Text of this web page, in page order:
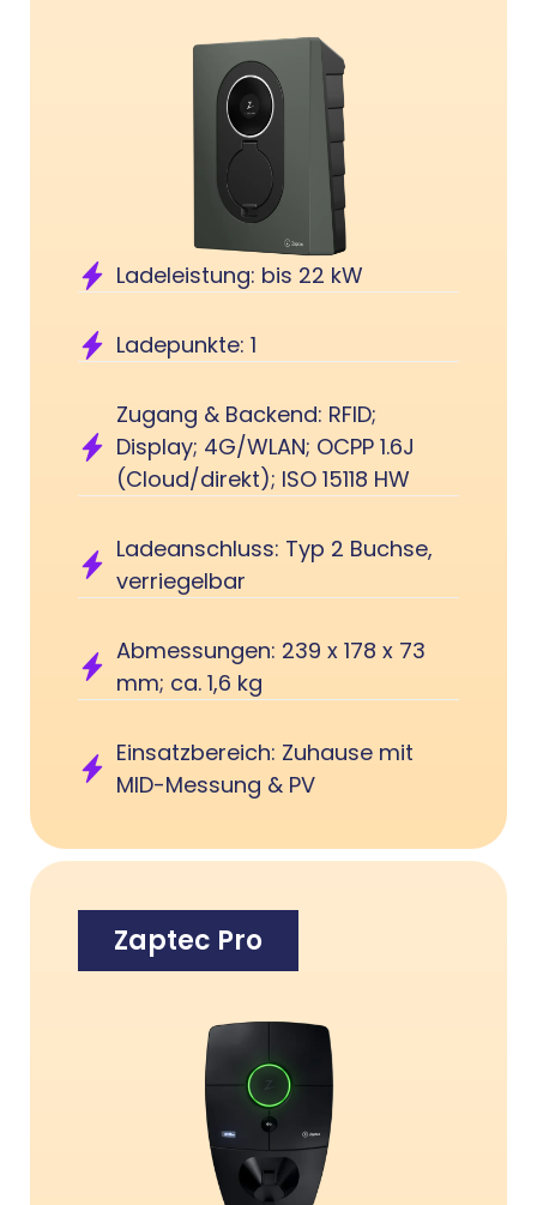
Ladeleistung: bis 22 kW
Ladepunkte: 1
Zugang & Backend: RFID;
Display; 4G/WLAN; OCPP 1.6J
(Cloud/direkt); ISO 15118 HW
Ladeanschluss: Typ 2 Buchse,
verriegelbar
Abmessungen: 239 x 178 x 73
mm; ca. 1,6 kg
Einsatzbereich: Zuhause mit
MID-Messung & PV
Zaptec Pro